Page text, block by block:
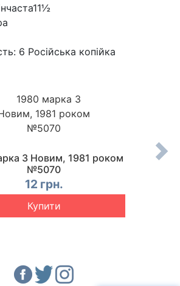
6 Російська копійка
З Новим, 1981 роком
№5070
12 грн.
Купити